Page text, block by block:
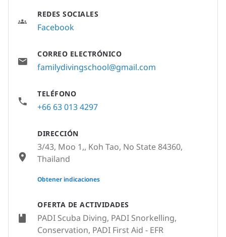
OFERTA DE ACTIVIDADES
PADI Scuba Diving, PADI Snorkelling,
Conservation, PADI First Aid - EFR
REDES SOCIALES
Facebook
CORREO ELECTRÓNICO
familydivingschool@gmail.com
TELÉFONO
+66 63 013 4297
DIRECCIÓN
3/43, Moo 1,, Koh Tao, No State 84360,
Thailand
None
Obtener indicaciones